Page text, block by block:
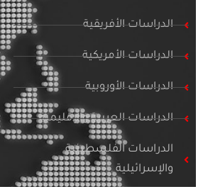
الدراسات الأفريقية
الدراسات الأمريكية
الدراسات الأوروبية
الدراسات العربية والإقليمية
الدراسات الفلسطينية
والإسرائيلية